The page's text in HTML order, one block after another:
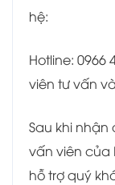
hệ:
Hotline: 0966
viên tư vấn
Sau khi
vấn viên của
hỗ trợ quý